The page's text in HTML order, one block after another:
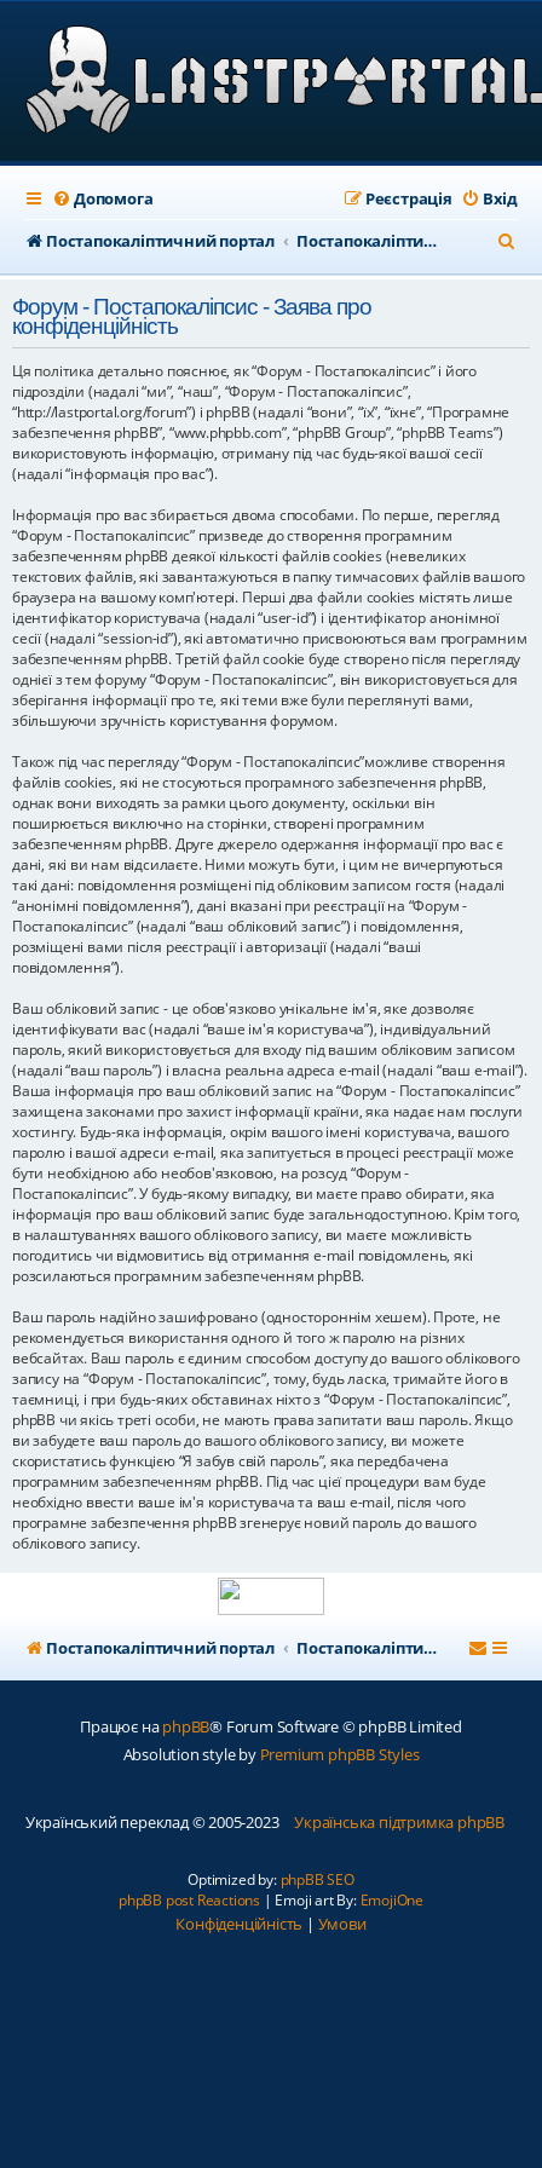
Допомога Вхід
Реєстрація
Постапокаліптичний портал
Постапокаліптичний форум
о
у
Форум - Постапокаліпсис - Заява про
конфіденційність
Ця політика детально пояснює, як “Форум - Постапокаліпсис” і його
підрозділи (надалі “ми”, “наш”, “Форум - Постапокаліпсис”,
“http://lastportal.org/forum”) і phpBB (надалі “вони”, “їх”, “їхнє”, “Програмне
забезпечення phpBB”, “www.phpbb.com”, “phpBB Group”, “phpBB Teams”)
використовують інформацію, отриману під час будь-якої вашої сесії
(надалі “інформація про вас”).
Інформація про вас збирається двома способами. По перше, перегляд
“Форум - Постапокаліпсис” призведе до створення програмним
забезпеченням phpBB деякої кількості файлів cookies (невеликих
текстових файлів, які завантажуються в папку тимчасових файлів вашого
браузера на вашому комп'ютері. Перші два файли cookies містять лише
ідентифікатор користувача (надалі “user-id”) і ідентифікатор анонімної
сесії (надалі “session-id”), які автоматично присвоюються вам програмним
забезпеченням phpBB. Третій файл cookie буде створено після перегляду
однієї з тем форуму “Форум - Постапокаліпсис”, він використовується для
зберігання інформації про те, які теми вже були переглянуті вами,
збільшуючи зручність користування форумом.
Також під час перегляду “Форум - Постапокаліпсис”можливе створення
файлів cookies, які не стосуються програмного забезпечення phpBB,
однак вони виходять за рамки цього документу, оскільки він
поширюється виключно на сторінки, створені програмним
забезпеченням phpBB. Друге джерело одержання інформації про вас є
дані, які ви нам відсилаєте. Ними можуть бути, і цим не вичерпуються
такі дані: повідомлення розміщені під обліковим записом гостя (надалі
“анонімні повідомлення”), дані вказані при реєстрації на “Форум -
Постапокаліпсис” (надалі “ваш обліковий запис”) і повідомлення,
розміщені вами після реєстрації і авторизації (надалі “ваші
повідомлення”).
Ваш обліковий запис - це обов'язково унікальне ім'я, яке дозволяє
ідентифікувати вас (надалі “ваше ім'я користувача”), індивідуальний
пароль, який використовується для входу під вашим обліковим записом
(надалі “ваш пароль”) і власна реальна адреса e-mail (надалі “ваш e-mail”).
Ваша інформація про ваш обліковий запис на “Форум - Постапокаліпсис”
захищена законами про захист інформації країни, яка надає нам послуги
хостингу. Будь-яка інформація, окрім вашого імені користувача, вашого
паролю і вашої адреси e-mail, яка запитується в процесі реєстрації може
бути необхідною або необов'язковою, на розсуд “Форум -
Постапокаліпсис”. У будь-якому випадку, ви маєте право обирати, яка
інформація про ваш обліковий запис буде загальнодоступною. Крім того,
в налаштуваннях вашого облікового запису, ви маєте можливість
погодитись чи відмовитись від отримання e-mail повідомлень, які
розсилаються програмним забезпеченням phpBB.
Ваш пароль надійно зашифровано (одностороннім хешем). Проте, не
рекомендується використання одного й того ж паролю на різних
вебсайтах. Ваш пароль є єдиним способом доступу до вашого облікового
запису на “Форум - Постапокаліпсис”, тому, будь ласка, тримайте його в
таємниці, і при будь-яких обставинах ніхто з “Форум - Постапокаліпсис”,
phpBB чи якісь треті особи, не мають права запитати ваш пароль. Якщо
ви забудете ваш пароль до вашого облікового запису, ви можете
скористатись функцією “Я забув свій пароль”, яка передбачена
програмним забезпеченням phpBB. Під час цієї процедури вам буде
необхідно ввести ваше ім'я користувача та ваш e-mail, після чого
програмне забезпечення phpBB згенерує новий пароль до вашого
облікового запису.
Постапокаліптичний портал Постапокаліптичний форум
Працює наphpBB® Forum Software © phpBB Limited
Absolution style by Premium phpBB Styles
Український переклад © 2005-2023 Українська підтримка phpBB
Optimized by: phpBB SEO
phpBB post Reactions| Emoji art By: EmojiOne
Конфіденційність | Умови